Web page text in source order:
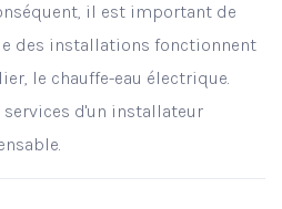
il est important de
des installations fonctionnent
le chauffe-eau électrique.
services d'un installateur